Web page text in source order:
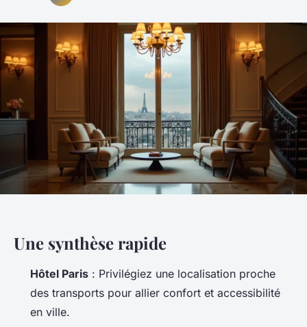
Une synthèse rapide
Hôtel Paris : Privilégiez une localisation proche
des transports pour allier confort et accessibilité
en ville.